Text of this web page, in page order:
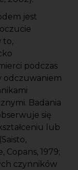
jest
to,
podczas
odczuwaniem
Badania
się
lub
Copans, 1979;
czynników